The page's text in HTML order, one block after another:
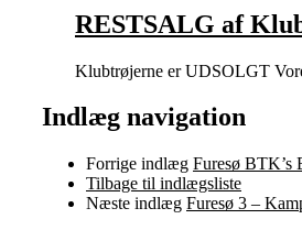
RESTSALG af
Klubtrøjerne er UDSOLGT
Indlæg navigation
Forrige indlæg Furesø BTK’s
Tilbage til indlægsliste
Næste indlæg Furesø 3 –